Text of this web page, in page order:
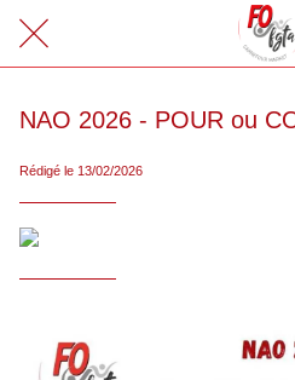
NAO 2026 - POUR ou
Rédigé le 13/02/2026